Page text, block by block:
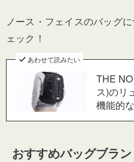
ノース・フェイスのバッグ
ェック！
あわせて読みたい
THE
ス)のリ
機能的
おすすめバッグブラ